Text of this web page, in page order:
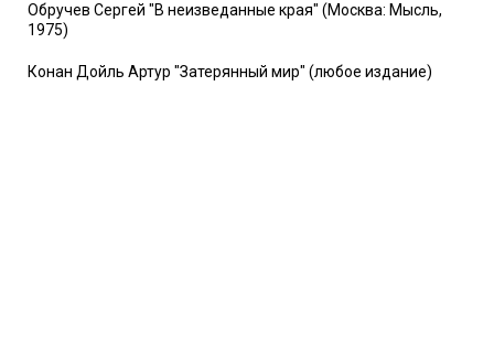
Обручев Сергей "В неизведанные края" (Москва: Мысль,
1975)
Конан Дойль Артур "Затерянный мир" (любое издание)